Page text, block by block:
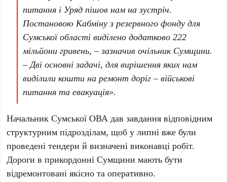
питання і Уряд пішов нам на зустріч.
Постановою Кабміну з резервного фонду для
Сумської області виділено додатково 222
мільйони гривень, – зазначив очільник Сумщини.
– Дві основні задачі, для вирішення яких нам
виділили кошти на ремонт доріг – військові
питання та евакуація».
Начальник Сумської ОВА дав завдання відповідним
структурним підрозділам, щоб у липні вже були
проведені тендери й визначені виконавці робіт.
Дороги в прикордонні Сумщини мають бути
відремонтовані якісно та оперативно.